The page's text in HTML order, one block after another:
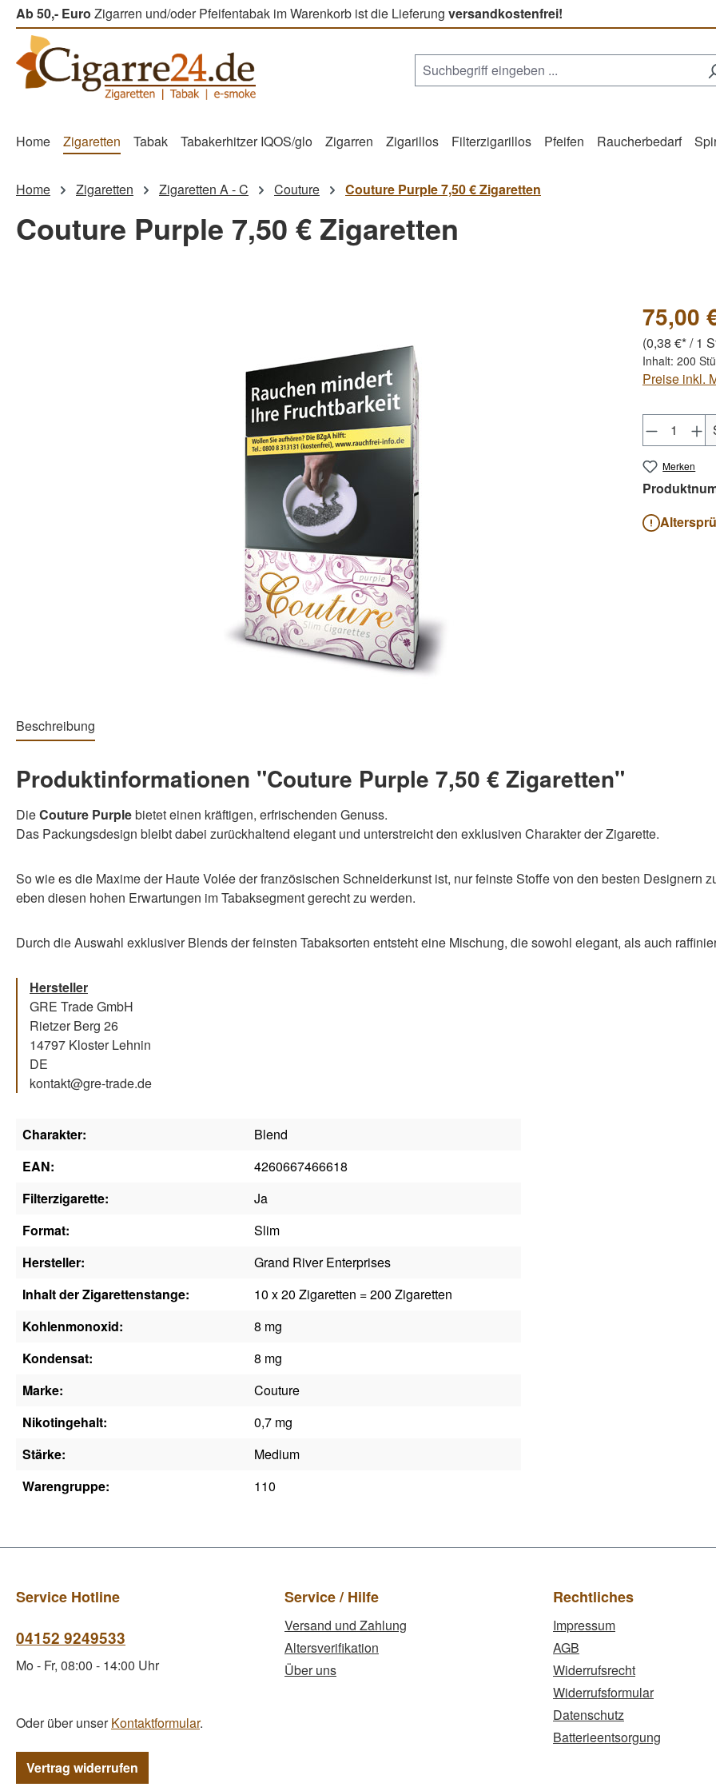
Hauptinhalt springen
Zur Suche springen
Zur Hauptnavigation springen
Ab 50,- Euro Zigarren und/oder Pfeifentabak im Warenkorb ist die Lieferung versandkostenfrei!
Home Zigaretten Tabak Tabakerhitzer IQOS/glo Zigarren Zigarillos Filterzigarillos Pfeifen Raucherbedarf
Home Zigaretten Zigaretten A - C Couture Couture Purple 7,50 € Zigaretten
Couture Purple 7,50 € Zigaretten
75,00
(0,38 €* / 1
Inhalt: 200
Preise inkl.
Merken
Beschreibung
Produktinformationen "Couture Purple 7,50 € Zigaretten"
DieCouture Purplebietet einen kräftigen, erfrischenden Genuss.
Das Packungsdesign bleibt dabei zurückhaltend elegant und unterstreicht den exklusiven Charakter der Zigarette.
So wie es die Maxime der Haute Volée der französischen Schneiderkunst ist, nur feinste Stoffe von den besten Designern
eben diesen hohen Erwartungen im Tabaksegment gerecht zu werden.
Durch die Auswahl exklusiver Blends der feinsten Tabaksorten entsteht eine Mischung, die sowohl elegant, als auch
Hersteller
GRE Trade GmbH
Rietzer Berg 26
14797 Kloster Lehnin
DE
kontakt@gre-trade.de
Charakter:
Blend
EAN:
4260667466618
Filterzigarette:
Ja
Format:
Slim
Hersteller:
Grand River Enterprises
Inhalt der Zigarettenstange:
10 x 20 Zigaretten = 200 Zigaretten
Kohlenmonoxid:
8 mg
Kondensat:
8 mg
Marke:
Couture
Nikotingehalt:
0,7 mg
Stärke:
Medium
Warengruppe:
110
Service Hotline
04152 9249533
Mo - Fr, 08:00 - 14:00 Uhr
Oder über unserKontaktformular.
Vertrag widerrufen
Service / Hilfe
Versand und Zahlung
Altersverifikation
Über uns
Rechtliches
Impressum
AGB
Widerrufsrecht
Widerrufsformular
Datenschutz
Batterieentsorgung